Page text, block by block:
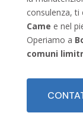
consulenza, ti
Came e nel
Operiamo a
comuni